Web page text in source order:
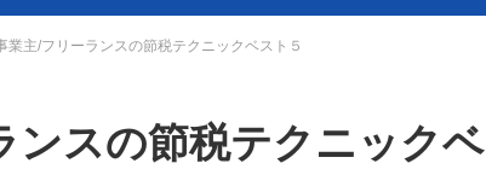
業主/フリーランスの節税テクニックベスト５
ンスの節税テクニック